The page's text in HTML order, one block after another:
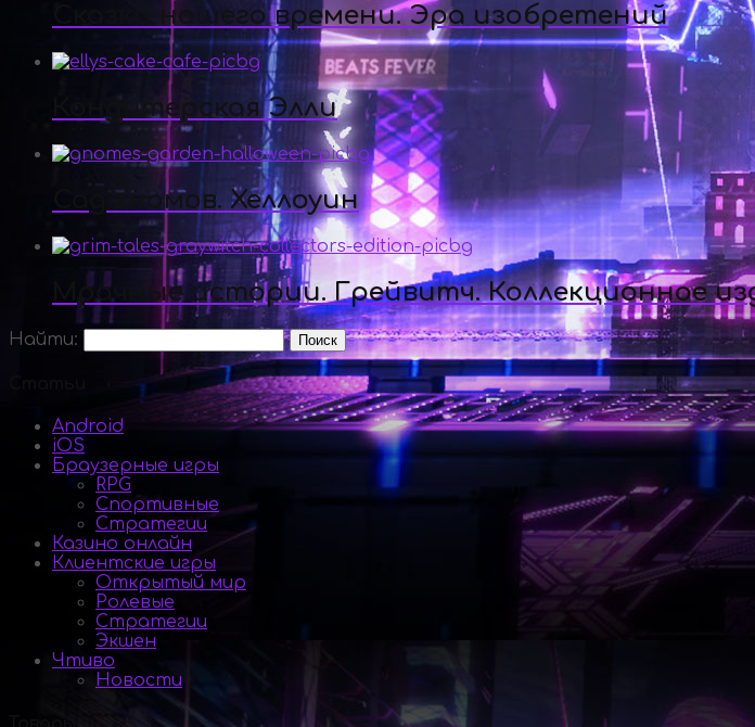
Сказки нашего времени. Эра изобретений
Кондитерская Элли
Сад гномов. Хеллоуин
Мрачные истории. Грейвитч. Коллекционное
Найти:
Android
iOS
Браузерные игры
RPG
Спортивные
Стратегии
Казино онлайн
Клиентские игры
Открытый мир
Ролевые
Стратегии
Экшен
Чтиво
Новости